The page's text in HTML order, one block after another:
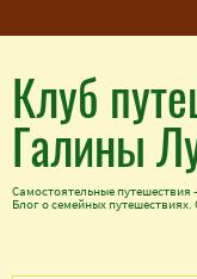
Клуб
Галины
Самостоятельные
Блог о семейных